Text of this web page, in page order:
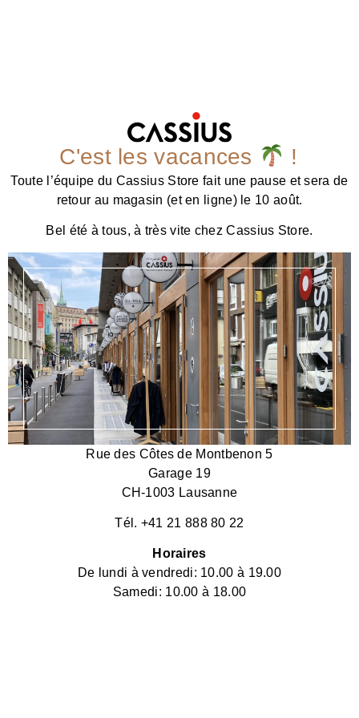
C'est les vacances !
Toute l’équipe du Cassius Store fait une pause et sera de
retour au magasin (et en ligne) le 10 août.
Bel été à tous, à très vite chez Cassius Store.
Rue des Côtes de Montbenon 5
Garage 19
CH-1003 Lausanne
Tél. +41 21 888 80 22
Horaires
De lundi à vendredi: 10.00 à 19.00
Samedi: 10.00 à 18.00